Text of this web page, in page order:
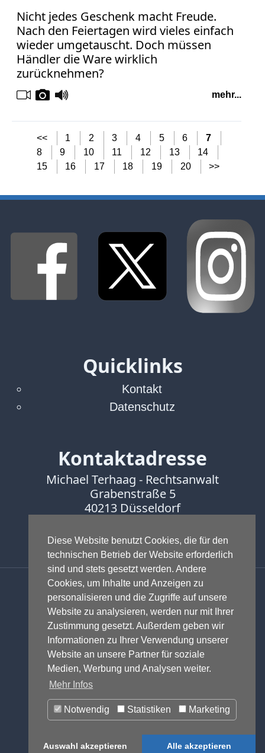
Diese Website benutzt Cookies, die für den
technischen Betrieb der Website erforderlich
sind und stets gesetzt werden. Andere
Cookies, um Inhalte und Anzeigen zu
personalisieren und die Zugriffe auf unsere
Website zu analysieren, werden nur mit Ihrer
Zustimmung gesetzt. Außerdem geben wir
Informationen zu Ihrer Verwendung unserer
Website an unsere Partner für soziale
Medien, Werbung und Analysen weiter.
Mehr Infos
Notwendig Statistiken Marketing
Auswahl akzeptieren Alle akzeptieren
Nicht jedes Geschenk macht Freude.
Nach den Feiertagen wird vieles einfach
wieder umgetauscht. Doch müssen
Händler die Ware wirklich
zurücknehmen?
mehr...
<< 1 2 3 4 5 6
7
8
9 10 11 12 13
14
15
16 17 18 19 20 >>
Quicklinks
Kontakt
Datenschutz
Kontaktadresse
Michael Terhaag - Rechtsanwalt
Grabenstraße 5
40213 Düsseldorf
Fax:0211-16888601
Anwalt - Rechtsanwalt - Fachanwalt
für Gewerblichen Rechtsschutz -
Fachanwalt für IT-Recht -
Markenrecht,Wettbewerbsrecht,
Urheberrecht,IT-Recht und
Onlinerecht,E-Commerce,
Designrecht ,Medienrecht &
Presserecht
Glücksspielrecht-Abmahnungund
Einstweilige Verfügung
© 1999-2026 - RA Michael Terhaag,